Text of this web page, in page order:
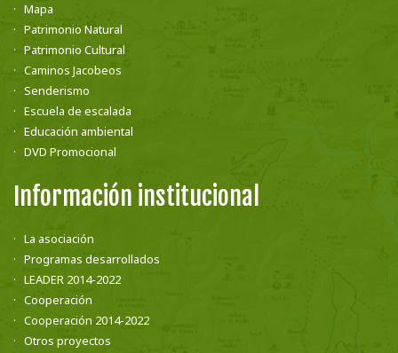
Mapa
Patrimonio Natural
Patrimonio Cultural
Caminos Jacobeos
Senderismo
Escuela de escalada
Educación ambiental
DVD Promocional
Información institucional
La asociación
Programas desarrollados
LEADER 2014-2022
Cooperación
Cooperación 2014-2022
Otros proyectos